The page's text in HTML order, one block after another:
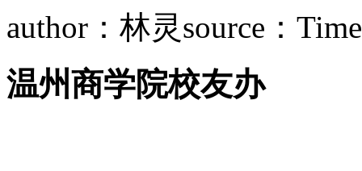
author：林灵source：
温州商学院校友办